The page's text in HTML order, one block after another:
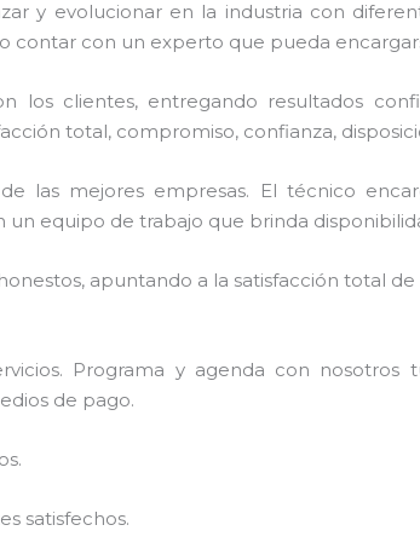
y evolucionar en la industria con
contar con un experto que pueda
los clientes, entregando resultados
total, compromiso, confianza,
las mejores empresas. El técnico
equipo de trabajo que brinda
apuntando a la satisfacción total
Programa y agenda con nosotros
de pago.
satisfechos.